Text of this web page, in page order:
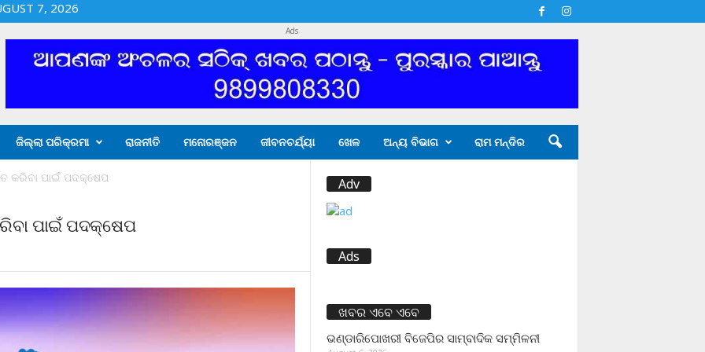
7, 2026
Ads
ଜିଲ୍ଲା ପରିକ୍ରମା ରାଜନୀତି ମନୋରଞ୍ଜନ ଜୀବନଚର୍ଯ୍ୟା ଖେଳ ଅନ୍ୟ ବିଭାଗ ରାମ ମନ୍ଦିର
କରିବା ପାଇଁ ପଦକ୍ଷେପ
ପାଇଁ ପଦକ୍ଷେପ
Adv
Ads
ଖବର ଏବେ ଏବେ
ଭଣ୍ଡାରିପୋଖରୀ ବିଜେପିର ସାମ୍ବାଦିକ ସମ୍ମିଳନୀ